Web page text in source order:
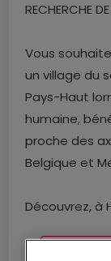
RECHERCHE
Vous
un village du
Pays-Haut
humaine,
proche des
Belgique et
Découvrez, à